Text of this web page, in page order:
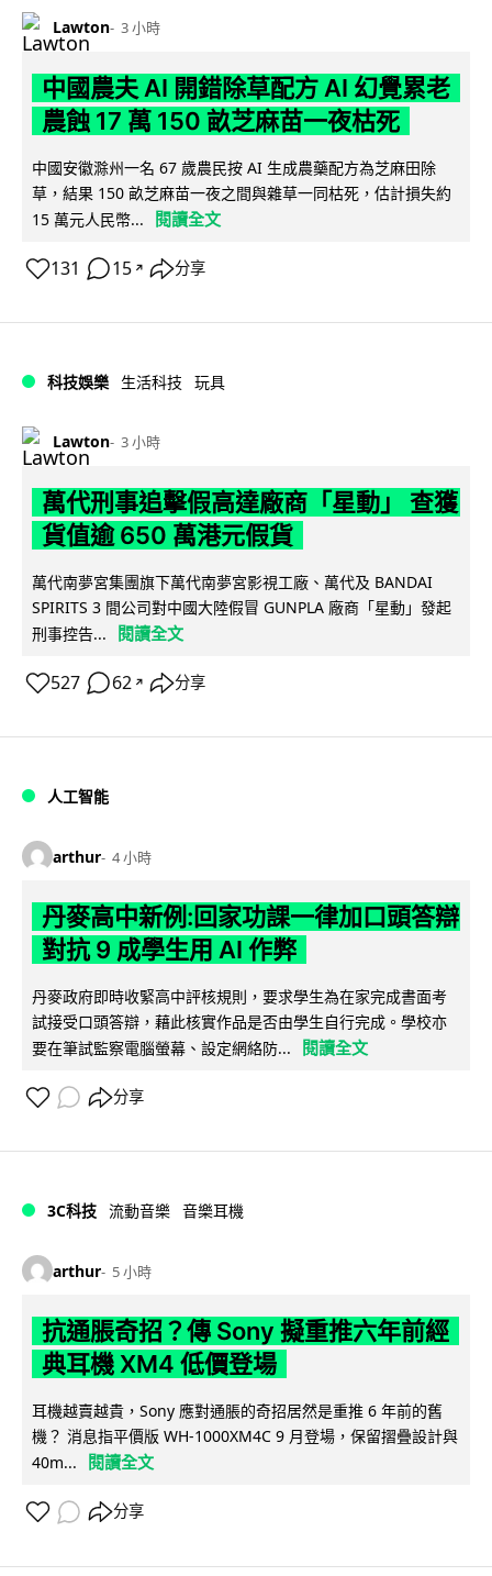
Lawton 3 小時
中國農夫 AI 開錯除草配方 AI 幻覺累老
農蝕 17 萬 150 畝芝麻苗一夜枯死
中國安徽滁州一名 67 歲農民按 AI 生成農藥配方為芝麻田除
草，結果 150 畝芝麻苗一夜之間與雜草一同枯死，估計損失約
15 萬元人民幣...
閱讀全文
131 15 ↗ 分享
科技娛樂 生活科技 玩具
Lawton 3 小時
萬代刑事追擊假高達廠商「星動」 查獲
貨值逾 650 萬港元假貨
萬代南夢宮集團旗下萬代南夢宮影視工廠、萬代及 BANDAI
SPIRITS 3 間公司對中國大陸假冒 GUNPLA 廠商「星動」發起
刑事控告...
閱讀全文
527 62 ↗ 分享
人工智能
arthur 4 小時
丹麥高中新例:回家功課一律加口頭答辯
對抗 9 成學生用 AI 作弊
丹麥政府即時收緊高中評核規則，要求學生為在家完成書面考
試接受口頭答辯，藉此核實作品是否由學生自行完成。學校亦
要在筆試監察電腦螢幕、設定網絡防...
閱讀全文
分享
3C科技 流動音樂 音樂耳機
arthur 5 小時
抗通脹奇招？傳 Sony 擬重推六年前經
典耳機 XM4 低價登場
耳機越賣越貴，Sony 應對通脹的奇招居然是重推 6 年前的舊
機？ 消息指平價版 WH-1000XM4C 9 月登場，保留摺疊設計與
40m...
閱讀全文
分享